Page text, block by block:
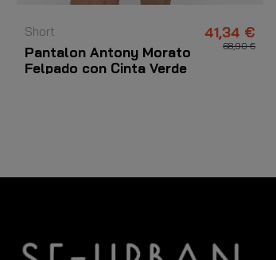
Short
Pantalon Antony Morato
Felpado con Cinta Verde
41,34 €
68,90 €